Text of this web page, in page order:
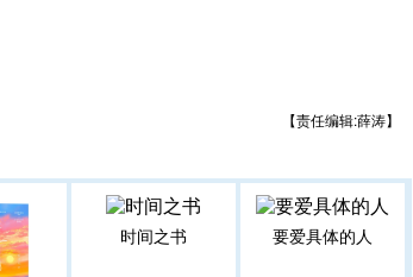
【责任编辑:薛涛】
时间之书 要爱具体的人